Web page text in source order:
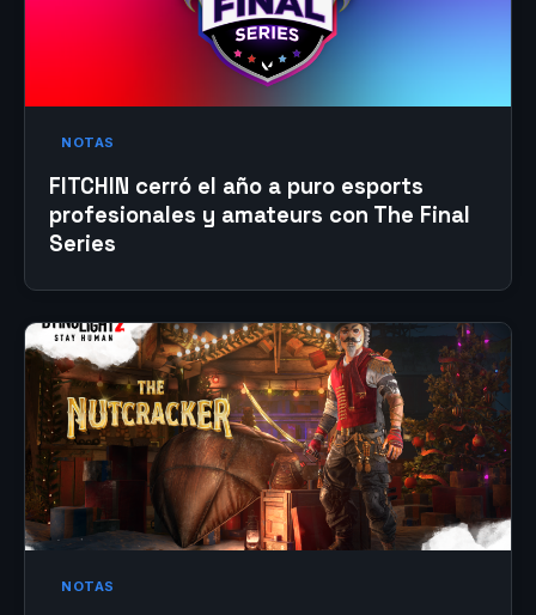
NOTAS
FITCHIN cerró el año a puro esports
profesionales y amateurs con The Final
Series
NOTAS